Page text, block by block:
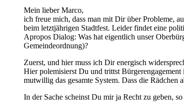
Mein lieber Marco,
ich freue mich, dass man mit Dir über Probleme,
beim letztjährigen Stadtfest. Leider findet eine
Apropos Dialog: Was hat eigentlich unser
Gemeindeordnung)?
Zuerst, und hier muss ich Dir energisch
Hier polemisierst Du und trittst
mutwillig das gesamte System. Dass die
In der Sache scheinst Du mir ja Recht zu geben,